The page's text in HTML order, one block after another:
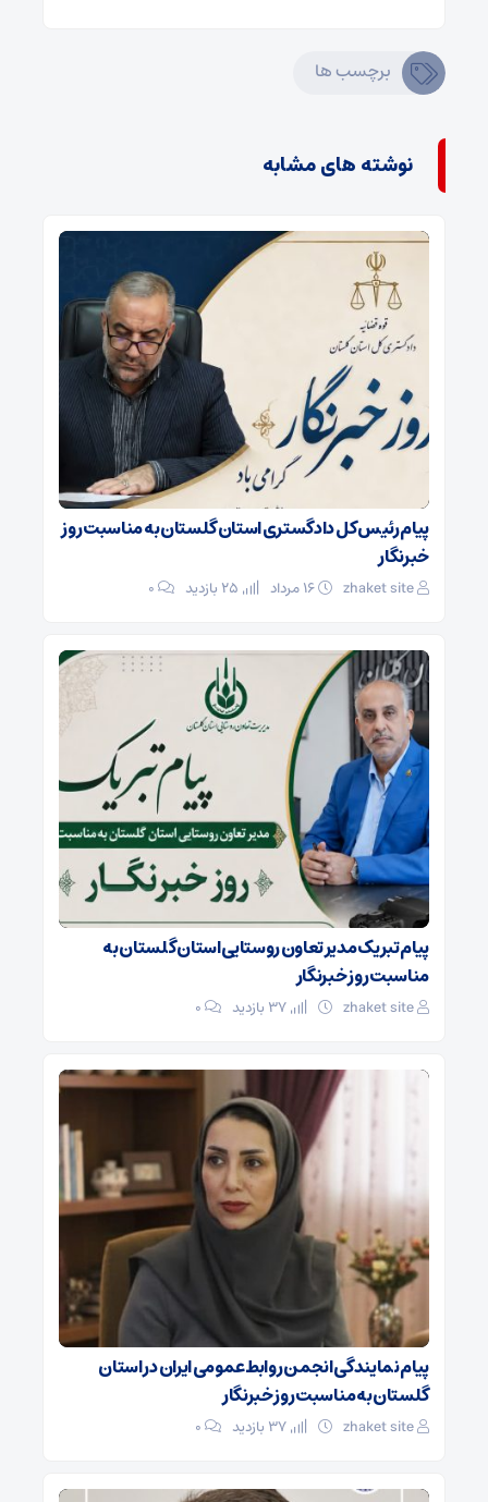
برچسب ها
نوشته های مشابه
پیام رئیس کل دادگستری استان گلستان به مناسبت روز
خبرنگار
zhaket site ۰
پیام تبریک مدیر تعاون روستایی استان گلستان به
مناسبت روز خبرنگار
zhaket site ۰
پیام نمایندگی انجمن روابط‌عمومی ایران در استان
گلستان به مناسبت روز خبرنگار
zhaket site ۰